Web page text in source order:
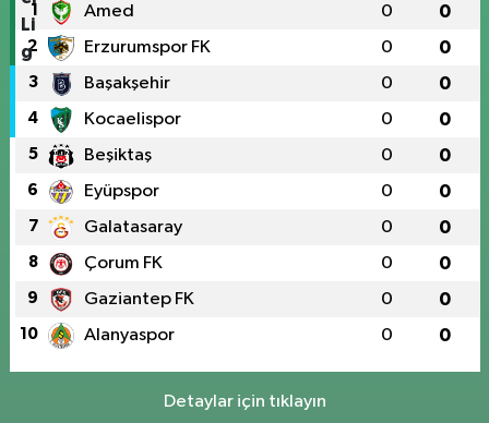
1 Amed 0 0
2 Erzurumspor FK 0 0
3 Başakşehir 0 0
4 Kocaelispor 0 0
5 Beşiktaş 0 0
6 Eyüpspor 0 0
7 Galatasaray 0 0
8 Çorum FK 0 0
9 Gaziantep FK 0 0
10 Alanyaspor 0 0
Detaylar için tıklayın